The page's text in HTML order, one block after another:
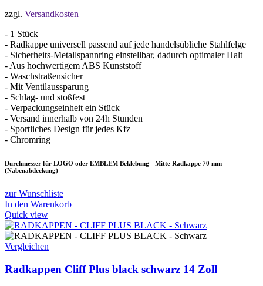
war: ist:
zzgl. Versandkosten
- 1 Stück
- Radkappe universell passend auf jede handelsübliche Stahlfelge
- Sicherheits-Metallspannring einstellbar, dadurch optimaler Halt
- Aus hochwertigem ABS Kunststoff
- Waschstraßensicher
- Mit Ventilaussparung
- Schlag- und stoßfest
- Verpackungseinheit ein Stück
- Versand innerhalb von 24h Stunden
- Sportliches Design für jedes Kfz
- Chromring
Durchmesser für LOGO oder EMBLEM Beklebung - Mitte Radkappe 70 mm
(Nabenabdeckung)
zur Wunschliste
In den Warenkorb
Quick view
Vergleichen
Radkappen Cliff Plus black schwarz 14 Zoll